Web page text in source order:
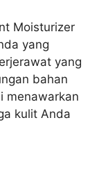
Moisturizer
yang
yang
bahan
menawarkan
kulit Anda